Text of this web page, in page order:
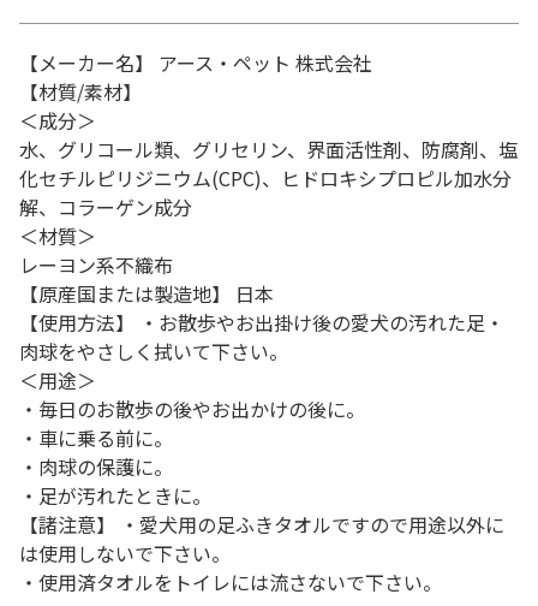
【メーカー名】 アース・ペット 株式会社
【材質/素材】
＜成分＞
水、グリコール類、グリセリン、界面活性剤、防腐剤、塩
化セチルピリジニウム(CPC)、ヒドロキシプロピル加水分
解、コラーゲン成分
＜材質＞
レーヨン系不織布
【原産国または製造地】 日本
【使用方法】 ・お散歩やお出掛け後の愛犬の汚れた足・
肉球をやさしく拭いて下さい。
＜用途＞
・毎日のお散歩の後やお出かけの後に。
・車に乗る前に。
・肉球の保護に。
・足が汚れたときに。
【諸注意】 ・愛犬用の足ふきタオルですので用途以外に
は使用しないで下さい。
・使用済タオルをトイレには流さないで下さい。